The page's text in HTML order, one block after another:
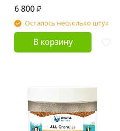
6 800₽
Осталось несколько штук
В корзину